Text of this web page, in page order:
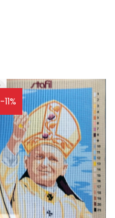
-11%